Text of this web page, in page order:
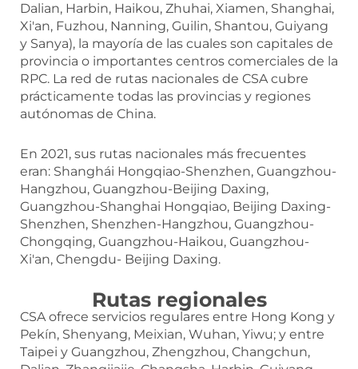
Dalian, Harbin, Haikou, Zhuhai, Xiamen, Shanghai,
Xi'an, Fuzhou, Nanning, Guilin, Shantou, Guiyang
y Sanya), la mayoría de las cuales son capitales de
provincia o importantes centros comerciales de la
RPC. La red de rutas nacionales de CSA cubre
prácticamente todas las provincias y regiones
autónomas de China.
En 2021, sus rutas nacionales más frecuentes
eran: Shanghái Hongqiao-Shenzhen, Guangzhou-
Hangzhou, Guangzhou-Beijing Daxing,
Guangzhou-Shanghai Hongqiao, Beijing Daxing-
Shenzhen, Shenzhen-Hangzhou, Guangzhou-
Chongqing, Guangzhou-Haikou, Guangzhou-
Xi'an, Chengdu- Beijing Daxing.
Rutas regionales
CSA ofrece servicios regulares entre Hong Kong y
Pekín, Shenyang, Meixian, Wuhan, Yiwu; y entre
Taipei y Guangzhou, Zhengzhou, Changchun,